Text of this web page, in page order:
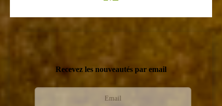
Recevez les nouveautés par email